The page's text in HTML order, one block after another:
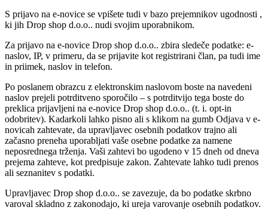
S prijavo na e-novice se vpišete tudi v bazo prejemnikov ugodnosti ,
ki jih Drop shop d.o.o.. nudi svojim uporabnikom.
Za prijavo na e-novice Drop shop d.o.o.. zbira sledeče podatke: e-
naslov, IP, v primeru, da se prijavite kot registrirani član, pa tudi ime
in priimek, naslov in telefon.
Po poslanem obrazcu z elektronskim naslovom boste na navedeni
naslov prejeli potrditveno sporočilo – s potrditvijo tega boste do
preklica prijavljeni na e-novice Drop shop d.o.o.. (t. i. opt-in
odobritev). Kadarkoli lahko pisno ali s klikom na gumb Odjava v e-
novicah zahtevate, da upravljavec osebnih podatkov trajno ali
začasno preneha uporabljati vaše osebne podatke za namene
neposrednega trženja. Vaši zahtevi bo ugodeno v 15 dneh od dneva
prejema zahteve, kot predpisuje zakon. Zahtevate lahko tudi prenos
ali seznanitev s podatki.
Upravljavec Drop shop d.o.o.. se zavezuje, da bo podatke skrbno
varoval skladno z zakonodajo, ki ureja varovanje osebnih podatkov.